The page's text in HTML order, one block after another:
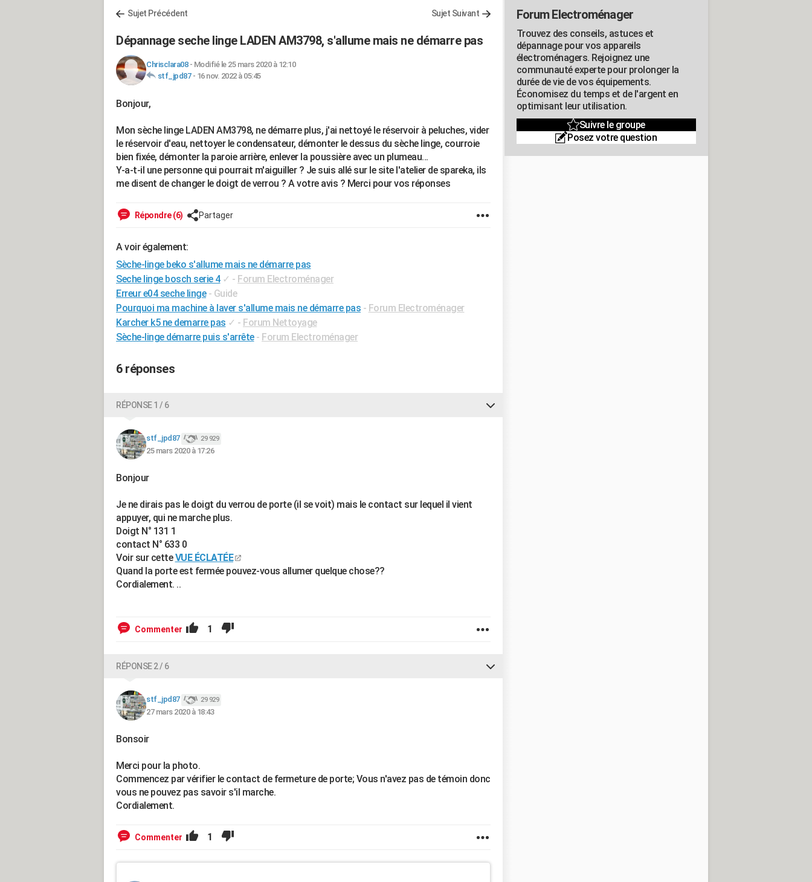
Sujet Précédent Sujet Suivant
Dépannage seche linge LADEN AM3798, s'allume mais ne démarre pas
Chrisclara08- Modifié le 25 mars 2020 à 12:10
stf_jpd87- 16 nov. 2022 à 05:45
Bonjour,
Mon sèche linge LADEN AM3798, ne démarre plus, j'ai nettoyé le réservoir à peluches, vider
le réservoir d'eau, nettoyer le condensateur, démonter le dessus du sèche linge, courroie
bien fixée, démonter la paroie arrière, enlever la poussière avec un plumeau...
Y-a-t-il une personne qui pourrait m'aiguiller ? Je suis allé sur le site l'atelier de spareka, ils
me disent de changer le doigt de verrou ? A votre avis ? Merci pour vos réponses
Répondre (6) Partager
A voir également:
Sèche-linge beko s'allume mais ne démarre pas
Seche linge bosch serie 4 ✓ - Forum Electroménager
Erreur e04 seche linge - Guide
Pourquoi ma machine à laver s'allume mais ne démarre pas - Forum Electroménager
Karcher k5 ne demarre pas ✓ - Forum Nettoyage
Sèche-linge démarre puis s'arrête - Forum Electroménager
6 réponses
RÉPONSE 1 / 6
stf_jpd87 29 929
25 mars 2020 à 17:26
Bonjour
Je ne dirais pas le doigt du verrou de porte (il se voit) mais le contact sur lequel il vient
appuyer, qui ne marche plus.
Doigt N° 131 1
contact N° 633 0
Voir sur cetteVUE ÉCLATÉE
Quand la porte est fermée pouvez-vous allumer quelque chose??
Cordialement. ..
Commenter 1
RÉPONSE 2 / 6
stf_jpd87 29 929
27 mars 2020 à 18:43
Bonsoir
Merci pour la photo.
Commencez par vérifier le contact de fermeture de porte; Vous n'avez pas de témoin donc
vous ne pouvez pas savoir s'il marche.
Cordialement.
Commenter 1
Forum Electroménager
Trouvez des conseils, astuces et
dépannage pour vos appareils
électroménagers. Rejoignez une
communauté experte pour prolonger la
durée de vie de vos équipements.
Économisez du temps et de l'argent en
optimisant leur utilisation.
Suivre le groupe
Posez votre question